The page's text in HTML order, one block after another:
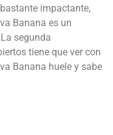
impactante,
Banana es un
segunda
tiene que ver con
Banana huele y sabe